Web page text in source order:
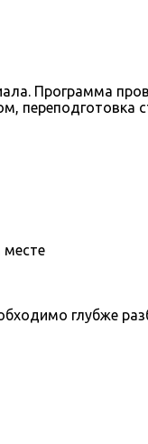
Программа
переподготовка
месте
глубже